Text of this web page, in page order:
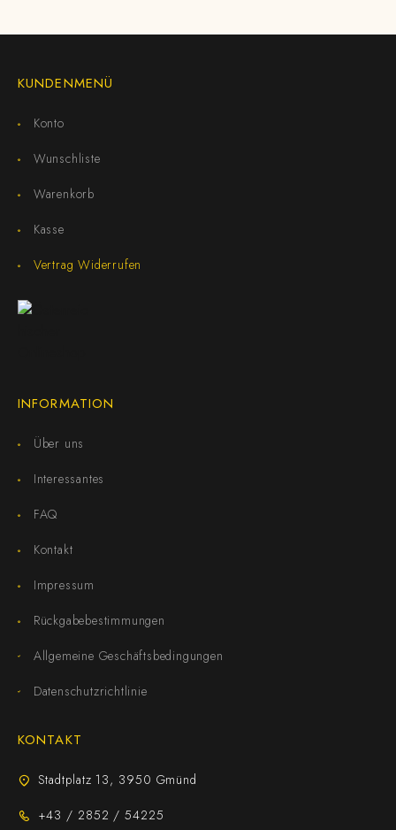
KUNDENMENÜ
Konto
Wunschliste
Warenkorb
Kasse
Vertrag Widerrufen
INFORMATION
Über uns
Interessantes
FAQ
Kontakt
Impressum
Rückgabebestimmungen
Allgemeine Geschäftsbedingungen
Datenschutzrichtlinie
KONTAKT
Stadtplatz 13, 3950 Gmünd
+43 / 2852 / 54225